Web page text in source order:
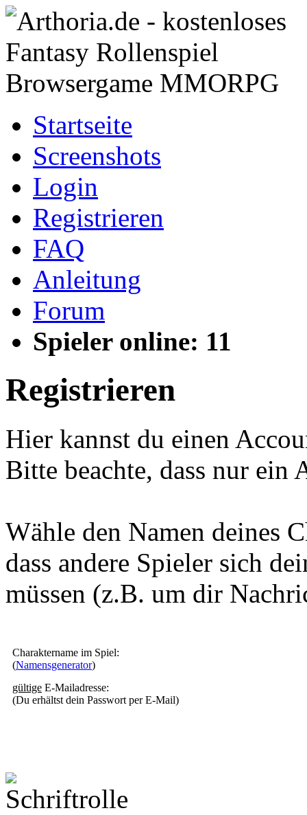
Startseite
Screenshots
Login
Registrieren
FAQ
Anleitung
Forum
Spieler online: 11
Registrieren
Hier kannst du einen
Bitte beachte, dass nur ein
Wähle den Namen deines
dass andere Spieler sich
müssen (z.B. um dir
Charaktername im Spiel:
(Namensgenerator)
gültige E-Mailadresse:
(Du erhältst dein Passwort per E-Mail)